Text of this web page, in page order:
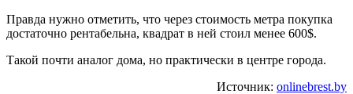
Правда нужно отметить, что через стоимость метра покупка
достаточно рентабельна, квадрат в ней стоил менее 600$.
Такой почти аналог дома, но практически в центре города.
Источник: onlinebrest.by